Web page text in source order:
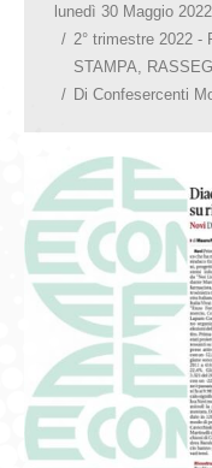
lunedì 30 Maggio 2022
2° trimestre 2022 -
STAMPA
Di Confesercenti